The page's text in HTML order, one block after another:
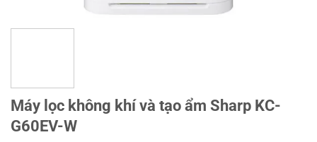
Máy lọc không khí và tạo ẩm Sharp KC-
G60EV-W